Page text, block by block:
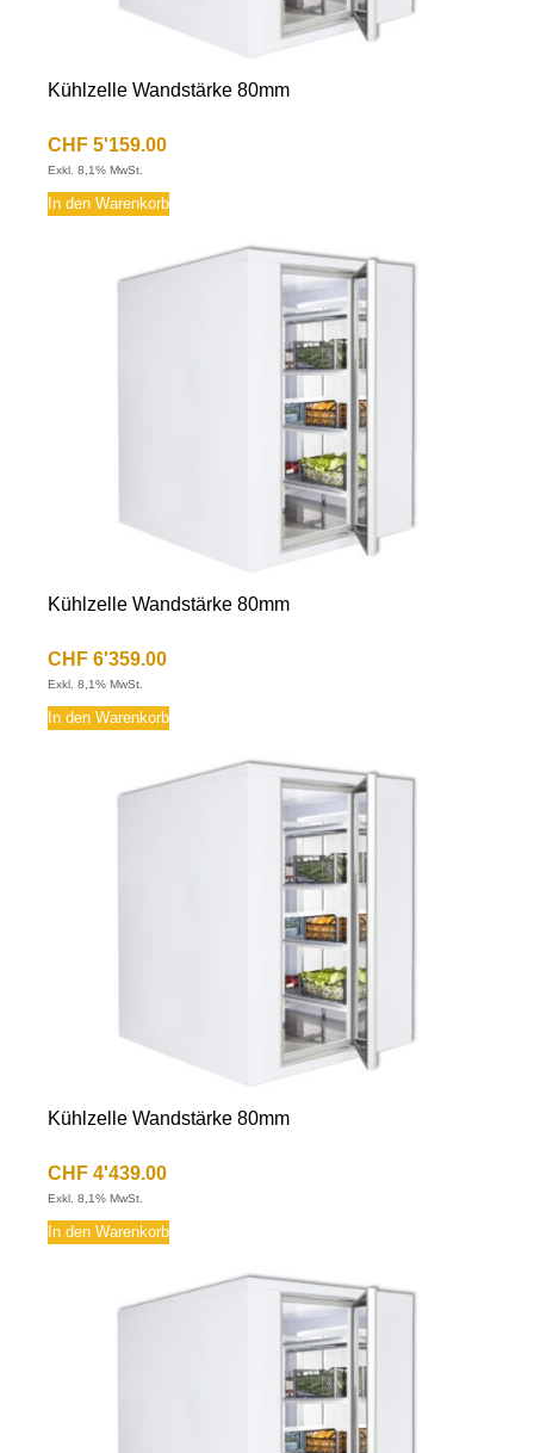
Kühlzelle Wandstärke 80mm
CHF 5'159.00
Exkl. 8,1% MwSt.
In den Warenkorb
Kühlzelle Wandstärke 80mm
CHF 6'359.00
Exkl. 8,1% MwSt.
In den Warenkorb
Kühlzelle Wandstärke 80mm
CHF 4'439.00
Exkl. 8,1% MwSt.
In den Warenkorb